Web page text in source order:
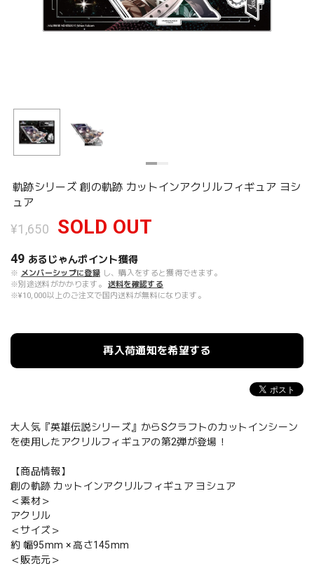
軌跡シリーズ 創の軌跡 カットインアクリルフィギュア ヨシ
ュア
¥1,650 SOLD OUT
49 あるじゃんポイント獲得
※ メンバーシップに登録 し、購入をすると獲得できます。
※別途送料がかかります。
送料を確認する
※¥10,000以上のご注文で国内送料が無料になります。
再入荷通知を希望する
大人気『英雄伝説シリーズ』からSクラフトのカットインシーン
を使用したアクリルフィギュアの第2弾が登場！
【商品情報】
創の軌跡 カットインアクリルフィギュア ヨシュア
＜素材＞
アクリル
＜サイズ＞
約 幅95mm × 高さ145mm
＜販売元＞